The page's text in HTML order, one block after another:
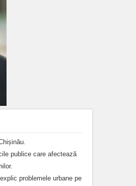
publice care afectează
problemele urbane pe